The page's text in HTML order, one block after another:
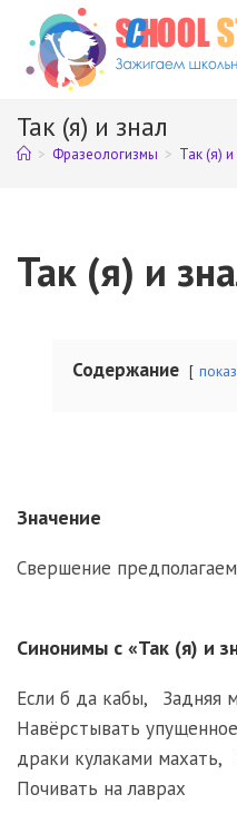
Перейти
содержимому
Так (я) и знал
> Фразеологизмы > Так (я) и
Так (я) и
Содержание
Значение
Свершение
Синонимы с «Так (я) и
Если б да кабы, Задняя
Навёрстывать упущенное
драки кулаками махать,
Почивать на лаврах